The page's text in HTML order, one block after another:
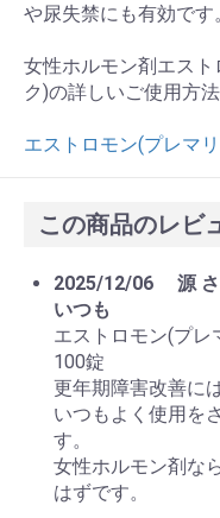
や尿失禁にも有効です
女性ホルモン剤エス
ク)の詳しいご使用方
エストロモン(プレマ
この商品のレビ
2025/12/06 源
いつも
エストロモン(プレ
100錠
更年期障害改善に
いつもよく使用を
す。
女性ホルモン剤な
はずです。